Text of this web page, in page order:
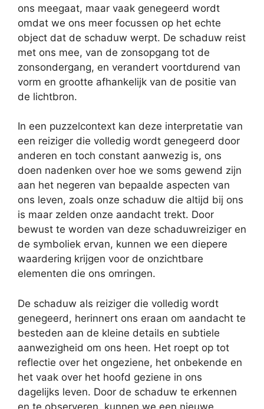
ons meegaat, maar vaak genegeerd wordt
omdat we ons meer focussen op het echte
object dat de schaduw werpt. De schaduw reist
met ons mee, van de zonsopgang tot de
zonsondergang, en verandert voortdurend van
vorm en grootte afhankelijk van de positie van
de lichtbron.
In een puzzelcontext kan deze interpretatie van
een reiziger die volledig wordt genegeerd door
anderen en toch constant aanwezig is, ons
doen nadenken over hoe we soms gewend zijn
aan het negeren van bepaalde aspecten van
ons leven, zoals onze schaduw die altijd bij ons
is maar zelden onze aandacht trekt. Door
bewust te worden van deze schaduwreiziger en
de symboliek ervan, kunnen we een diepere
waardering krijgen voor de onzichtbare
elementen die ons omringen.
De schaduw als reiziger die volledig wordt
genegeerd, herinnert ons eraan om aandacht te
besteden aan de kleine details en subtiele
aanwezigheid om ons heen. Het roept op tot
reflectie over het ongeziene, het onbekende en
het vaak over het hoofd geziene in ons
dagelijks leven. Door de schaduw te erkennen
en te observeren, kunnen we een nieuwe